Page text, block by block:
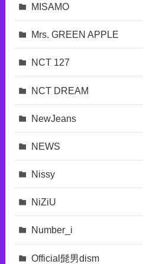
MISAMO
Mrs. GREEN APPLE
NCT 127
NCT DREAM
NewJeans
NEWS
Nissy
NiZiU
Number_i
Official髭男dism